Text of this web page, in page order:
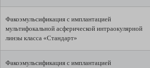
Факоэмульсификация с имплантацией
мультифокальной асферической интраокулярной
линзы класса «Стандарт»
Факоэмульсификация с имплантацией